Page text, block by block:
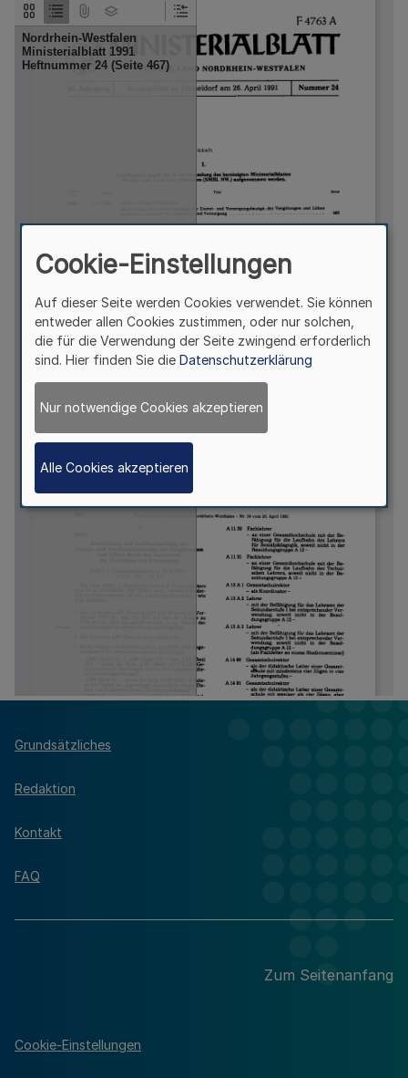
Grundsätzliches
Redaktion
Kontakt
FAQ
Zum Seitenanfang
Cookie-Einstellungen
Cookie-Einstellungen
Auf dieser Seite werden Cookies verwendet. Sie können
entweder allen Cookies zustimmen, oder nur solchen,
die für die Verwendung der Seite zwingend erforderlich
sind. Hier finden Sie die Datenschutzerklärung
Nur notwendige Cookies akzeptieren
Alle Cookies akzeptieren